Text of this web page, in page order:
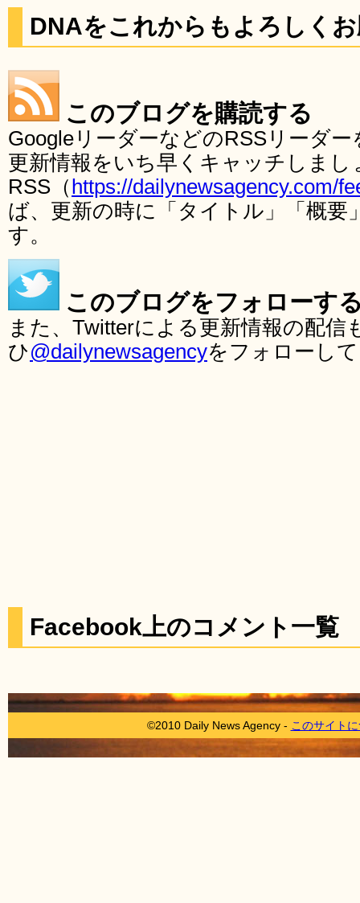
DNAをこれからもよろしく
このブログを購読する
GoogleリーダーなどのRSSリーダ
更新情報をいち早くキャッチしま
RSS（ https://dailynewsagency.com/
ば、更新の時に「タイトル」「概要
す。
このブログをフォローす
また、Twitterによる更新情報の配
ひ@dailynewsagencyをフォローし
Facebook上のコメント一覧
©2010 Daily News Agency - このサイト